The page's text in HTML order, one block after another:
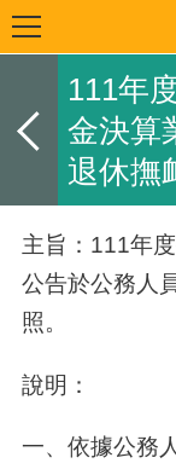
111年
金決算
退休撫
主旨： 111年
公告於公務人
照。
說明：
一、 依據公務